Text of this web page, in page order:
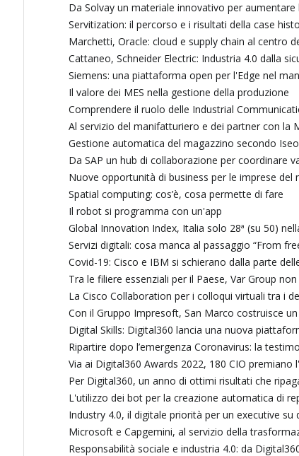
Da Solvay un materiale innovativo per
Servitization: il percorso e i risultati della case
Marchetti, Oracle: cloud e supply chain al centro
Cattaneo, Schneider Electric: Industria 4.0 dalla
Siemens: una piattaforma open per l'Edge nel
Il valore dei MES nella gestione della produzione
Comprendere il ruolo delle Industrial
Al servizio del manifatturiero e dei partner con la
Gestione automatica del magazzino secondo
Da SAP un hub di collaborazione per coordinare
Nuove opportunità di business per le imprese
Spatial computing: cos’è, cosa permette di fare
Il robot si programma con un'app
Global Innovation Index, Italia solo 28ª (su 50)
Servizi digitali: cosa manca al passaggio “From
Covid-19: Cisco e IBM si schierano dalla parte
Tra le filiere essenziali per il Paese, Var Group
La Cisco Collaboration per i colloqui virtuali tra i
Con il Gruppo Impresoft, San Marco costruisce
Digital Skills: Digital360 lancia una nuova
Ripartire dopo l’emergenza Coronavirus: la
Via ai Digital360 Awards 2022, 180 CIO
Per Digital360, un anno di ottimi risultati che
L'utilizzo dei bot per la creazione automatica di
Industry 4.0, il digitale priorità per un executive su
Microsoft e Capgemini, al servizio della
Responsabilità sociale e industria 4.0: da